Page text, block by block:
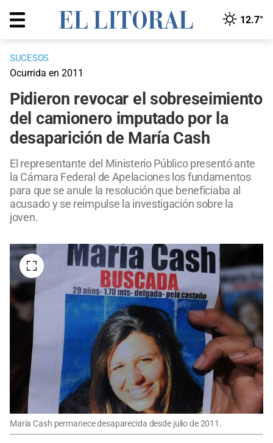
12.7°
SUCESOS
Ocurrida en 2011
Pidieron revocar el sobreseimiento
del camionero imputado por la
desaparición de María Cash
El representante del Ministerio Público presentó ante
la Cámara Federal de Apelaciones los fundamentos
para que se anule la resolución que beneficiaba al
acusado y se reimpulse la investigación sobre la
joven.
María Cash permanece desaparecida desde julio de 2011.